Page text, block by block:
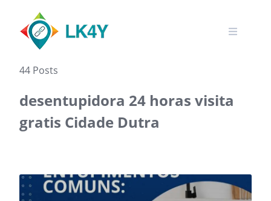
content
44 Posts
desentupidora 24 horas visita
gratis Cidade Dutra‎